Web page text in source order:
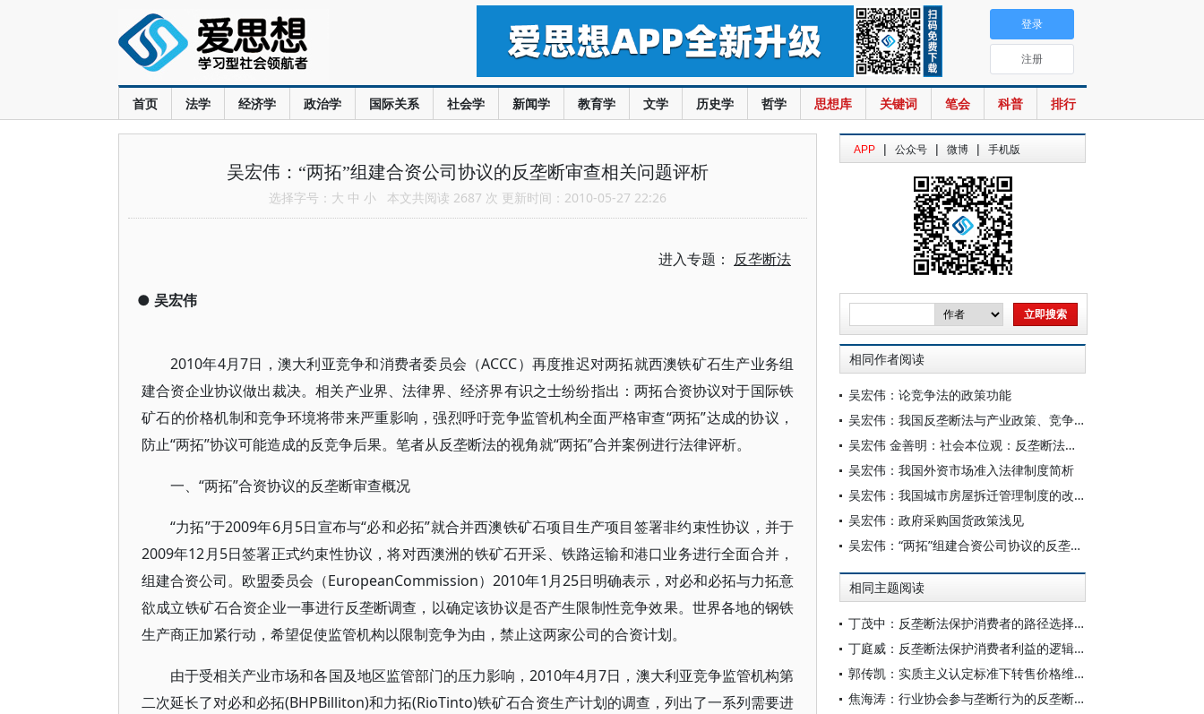
首页 法学 经济学 政治学 国际关系 社会学 新闻学 教育学 文学 历史学 哲学 思想库 关键词 笔会 科普 排行
登录
注册
吴宏伟：“两拓”组建合资公司协议的反垄断审查相关问题评析
选择字号： 大 中 小 本文共阅读 2687 次 更新时间：2010-05-27 22:26
进入专题： 反垄断法
● 吴宏伟
2010年4月7日，澳大利亚竞争和消费者委员会（ACCC）再度推迟对两拓就西澳铁矿石生产业务组
建合资企业协议做出裁决。相关产业界、法律界、经济界有识之士纷纷指出：两拓合资协议对于国际铁
矿石的价格机制和竞争环境将带来严重影响，强烈呼吁竞争监管机构全面严格审查“两拓”达成的协议，
防止“两拓”协议可能造成的反竞争后果。笔者从反垄断法的视角就“两拓”合并案例进行法律评析。
一、“两拓”合资协议的反垄断审查概况
“力拓”于2009年6月5日宣布与“必和必拓”就合并西澳铁矿石项目生产项目签署非约束性协议，并于
2009年12月5日签署正式约束性协议，将对西澳洲的铁矿石开采、铁路运输和港口业务进行全面合并，
组建合资公司。欧盟委员会（EuropeanCommission）2010年1月25日明确表示，对必和必拓与力拓意
欲成立铁矿石合资企业一事进行反垄断调查，以确定该协议是否产生限制性竞争效果。世界各地的钢铁
生产商正加紧行动，希望促使监管机构以限制竞争为由，禁止这两家公司的合资计划。
由于受相关产业市场和各国及地区监管部门的压力影响，2010年4月7日，澳大利亚竞争监管机构第
二次延长了对必和必拓(BHPBilliton)和力拓(RioTinto)铁矿石合资生产计划的调查，列出了一系列需要进
APP | 公众号 | 微博 | 手机版
相同作者阅读
吴宏伟：论竞争法的政策功能
吴宏伟：我国反垄断法与产业政策、竞争政策目标
吴宏伟 金善明：社会本位观：反垄断法立足之本
吴宏伟：我国外资市场准入法律制度简析
吴宏伟：我国城市房屋拆迁管理制度的改革路径思考
吴宏伟：政府采购国货政策浅见
吴宏伟：“两拓”组建合资公司协议的反垄断审查相关问题评析
相同主题阅读
丁茂中：反垄断法保护消费者的路径选择及其具化
丁庭威：反垄断法保护消费者利益的逻辑与再塑
郭传凯：实质主义认定标准下转售价格维持的类型化认定
焦海涛：行业协会参与垄断行为的反垄断法应对